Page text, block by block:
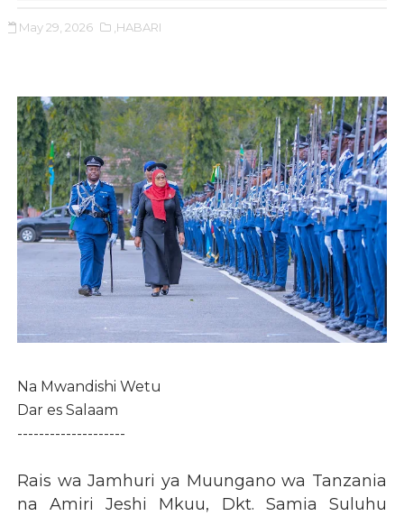
May 29, 2026 ,HABARI
Na Mwandishi Wetu
Dar es Salaam
--------------------
Rais wa Jamhuri ya Muungano wa Tanzania
na Amiri Jeshi Mkuu, Dkt. Samia Suluhu